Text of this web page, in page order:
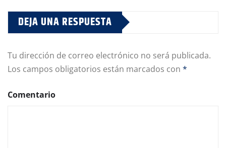
DEJA UNA RESPUESTA
Tu dirección de correo electrónico no será publicada.
Los campos obligatorios están marcados con *
Comentario